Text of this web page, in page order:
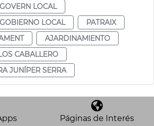
LOCAL
LOCAL
PATRAIX
AJARDINAMIENTO
CABALLERO
JUNÍPER SERRA
Páginas de Interés